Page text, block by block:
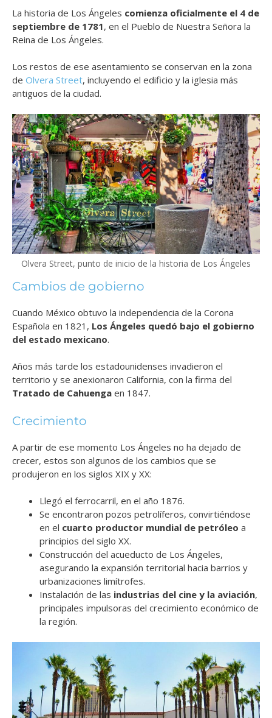
La historia de Los Ángeles comienza oficialmente el 4 de
septiembre de 1781, en el Pueblo de Nuestra Señora la
Reina de Los Ángeles.
Los restos de ese asentamiento se conservan en la zona
de Olvera Street, incluyendo el edificio y la iglesia más
antiguos de la ciudad.
Olvera Street, punto de inicio de la historia de Los Ángeles
Cambios de gobierno
Cuando México obtuvo la independencia de la Corona
Española en 1821, Los Ángeles quedó bajo el gobierno
del estado mexicano.
Años más tarde los estadounidenses invadieron el
territorio y se anexionaron California, con la firma del
Tratado de Cahuenga en 1847.
Crecimiento
A partir de ese momento Los Ángeles no ha dejado de
crecer, estos son algunos de los cambios que se
produjeron en los siglos XIX y XX:
Llegó el ferrocarril, en el año 1876.
Se encontraron pozos petrolíferos, convirtiéndose
en el cuarto productor mundial de petróleo a
principios del siglo XX.
Construcción del acueducto de Los Ángeles,
asegurando la expansión territorial hacia barrios y
urbanizaciones limítrofes.
Instalación de las industrias del cine y la aviación,
principales impulsoras del crecimiento económico de
la región.